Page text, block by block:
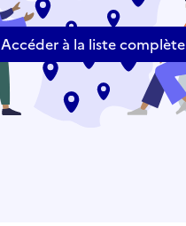
Accéder à la liste complète